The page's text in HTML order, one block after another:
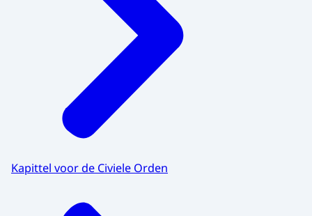
Kapittel voor de Civiele Orden